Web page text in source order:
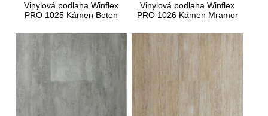
Vinylová podlaha Winflex
PRO 1025 Kámen Beton
Vinylová podlaha Winflex
PRO 1026 Kámen Mramor